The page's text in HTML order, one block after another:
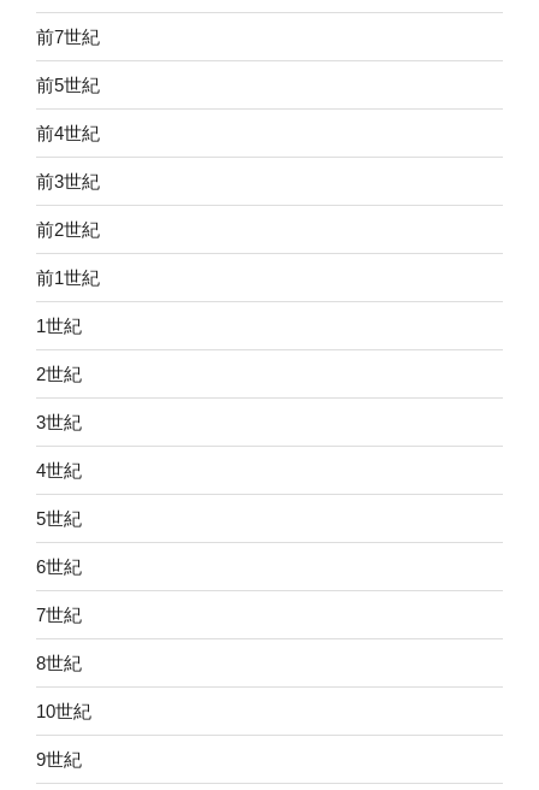
前7世紀
前5世紀
前4世紀
前3世紀
前2世紀
前1世紀
1世紀
2世紀
3世紀
4世紀
5世紀
6世紀
7世紀
8世紀
10世紀
9世紀